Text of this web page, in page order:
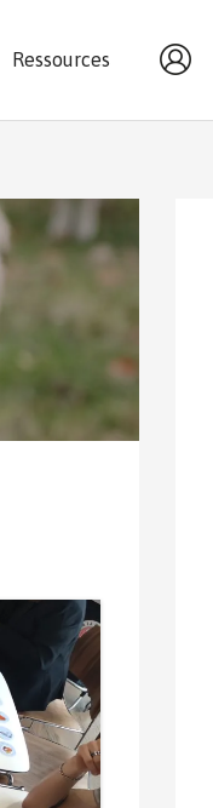
Ressources